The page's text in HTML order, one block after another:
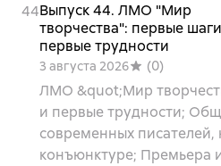
44Выпуск 44. ЛМО "Мир
творчества": первые
первые трудности
3 августа 2026 (0)
ЛМО &quot;Мир
и первые трудности;
современных
конъюнктуре; Премьера